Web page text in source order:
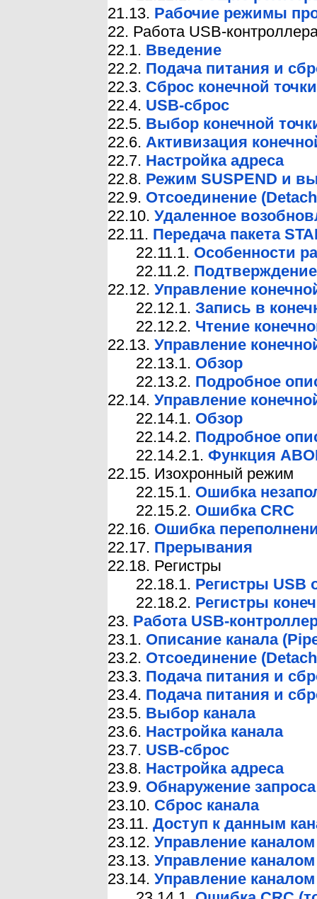
21.13. Рабочие режимы
22. Работа USB-
22.1. Введение
22.2. Подача питания и
22.3. Сброс конечной точки
22.4. USB-сброс
22.5. Выбор конечной
22.6. Активизация
22.7. Настройка адреса
22.8. Режим SUSPEND и
22.9. Отсоединение
22.10. Удаленное
22.11. Передача пакета
22.11.1. Особенности
22.11.2.
22.12. Управление
22.12.1. Запись в
22.12.2. Чтение
22.13. Управление
22.13.1. Обзор
22.13.2. Подробное
22.14. Управление
22.14.1. Обзор
22.14.2. Подробное
22.14.2.1. Функция
22.15. Изохронный режим
22.15.1. Ошибка
22.15.2. Ошибка CRC
22.16. Ошибка
22.17. Прерывания
22.18. Регистры
22.18.1. Регистры USB
22.18.2. Регистры
23. Работа USB-
23.1. Описание канала
23.2. Отсоединение
23.3. Подача питания и
23.4. Подача питания и
23.5. Выбор канала
23.6. Настройка канала
23.7. USB-сброс
23.8. Настройка адреса
23.9. Обнаружение
23.10. Сброс канала
23.11. Доступ к данным
23.12. Управление каналом
23.13. Управление каналом
23.14. Управление